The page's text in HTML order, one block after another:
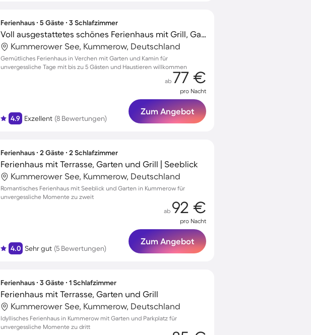
Ferienhaus ∙ 5 Gäste ∙ 3 Schlafzimmer
Voll ausgestattetes schönes Ferienhaus mit Grill, Garten und Terrasse | Hunde erlaubt
Kummerower See, Kummerow, Deutschland
Gemütliches Ferienhaus in Verchen mit Garten und Kamin für
unvergessliche Tage mit bis zu 5 Gästen und Haustieren willkommen
4.9 Exzellent (8 Bewertungen)
ab 77 €
pro Nacht
Zum Angebot
Ferienhaus ∙ 2 Gäste ∙ 2 Schlafzimmer
Ferienhaus mit Terrasse, Garten und Grill | Seeblick
Kummerower See, Kummerow, Deutschland
Romantisches Ferienhaus mit Seeblick und Garten in Kummerow für
unvergessliche Momente zu zweit
4.0 Sehr gut (5 Bewertungen)
ab 92 €
pro Nacht
Zum Angebot
Ferienhaus ∙ 3 Gäste ∙ 1 Schlafzimmer
Ferienhaus mit Terrasse, Garten und Grill
Kummerower See, Kummerow, Deutschland
Idyllisches Ferienhaus in Kummerow mit Garten und Parkplatz für
unvergessliche Momente zu dritt